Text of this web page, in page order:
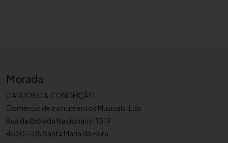
p
t
e
r
J
Morada
CARDOSO & CONCEIÇÃO
Comércio de Instrumentos Musicais, Lda
Rua da Estrada Nacional nº 1319
4520-105 Santa Maria da Feira